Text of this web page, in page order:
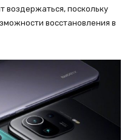
воздержаться, поскольку
восстановления в